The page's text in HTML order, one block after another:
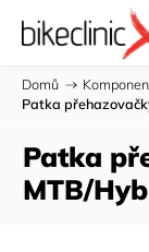
Domů /
Patka
Patka
MTB/